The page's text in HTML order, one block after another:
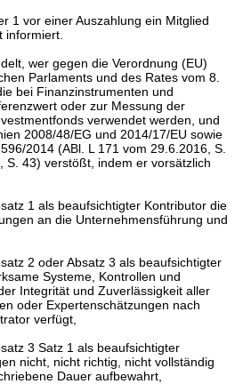
1 vor einer Auszahlung ein Mitglied
informiert.
wer gegen die Verordnung (EU)
Parlaments und des Rates vom 8.
bei Finanzinstrumenten und
oder zur Messung der
verwendet werden, und
2008/48/EG und 2014/17/EU sowie
2014 (ABl. L 171 vom 29.6.2016, S.
S. 43) verstößt, indem er vorsätzlich
1 als beaufsichtigter Kontributor die
an die Unternehmensführung und
2 oder Absatz 3 als beaufsichtigter
Systeme, Kontrollen und
Integrität und Zuverlässigkeit aller
oder Expertenschätzungen nach
verfügt,
3 Satz 1 als beaufsichtigter
nicht, nicht richtig, nicht vollständig
Dauer aufbewahrt,